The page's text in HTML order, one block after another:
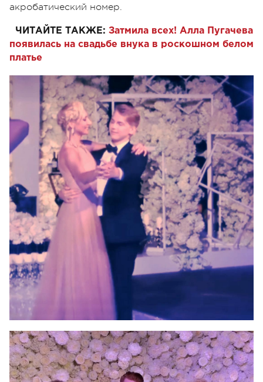
акробатический номер.
ЧИТАЙТЕ ТАКЖЕ: Затмила всех! Алла Пугачева
появилась на свадьбе внука в роскошном белом
платье